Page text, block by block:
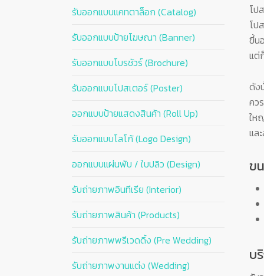
โป
โป
ขึ้น
แต่
ดัง
คว
ให
แล
ข
บ
รับออกแบบแคทตาล็อก (Catalog)
รับออกแบบป้ายโฆษณา (Banner)
รับออกแบบโบรชัวร์ (Brochure)
รับออกแบบโปสเตอร์ (Poster)
ออกแบบป้ายแสดงสินค้า (Roll Up)
รับออกแบบโลโก้ (Logo Design)
ออกแบบแผ่นพับ / ใบปลิว (Design)
รับถ่ายภาพอินทีเรีย (Interior)
รับถ่ายภาพสินค้า (Products)
รับถ่ายภาพพรีเวดดิ้ง (Pre Wedding)
รับถ่ายภาพงานแต่ง (Wedding)